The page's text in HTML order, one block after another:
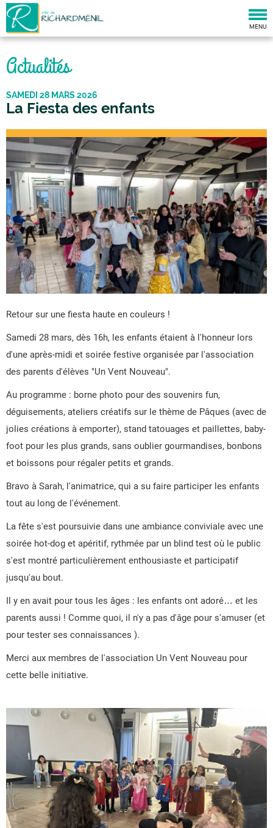
MENU
Actualités
SAMEDI 28 MARS 2026
La Fiesta des enfants
Retour sur une fiesta haute en couleurs !
Samedi 28 mars, dès 16h, les enfants étaient à l'honneur lors
d'une après-midi et soirée festive organisée par l'association
des parents d'élèves "Un Vent Nouveau".
Au programme : borne photo pour des souvenirs fun,
déguisements, ateliers créatifs sur le thème de Pâques (avec de
jolies créations à emporter), stand tatouages et paillettes, baby-
foot pour les plus grands, sans oublier gourmandises, bonbons
et boissons pour régaler petits et grands.
Bravo à Sarah, l'animatrice, qui a su faire participer les enfants
tout au long de l'événement.
La fête s'est poursuivie dans une ambiance conviviale avec une
soirée hot-dog et apéritif, rythmée par un blind test où le public
s'est montré particulièrement enthousiaste et participatif
jusqu'au bout.
Il y en avait pour tous les âges : les enfants ont adoré… et les
parents aussi ! Comme quoi, il n'y a pas d'âge pour s'amuser (et
pour tester ses connaissances ).
Merci aux membres de l'association Un Vent Nouveau pour
cette belle initiative.